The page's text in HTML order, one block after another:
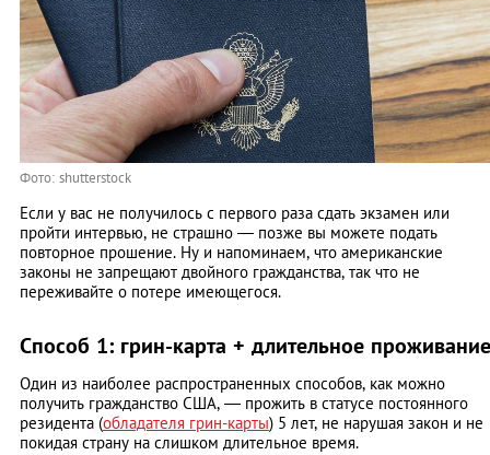
Фото: shutterstock
Если у вас не получилось с первого раза сдать экзамен или
пройти интервью, не страшно — позже вы можете подать
повторное прошение. Ну и напоминаем, что американские
законы не запрещают двойного гражданства, так что не
переживайте о потере имеющегося.
Способ 1: грин-карта + длительное проживание
Один из наиболее распространенных способов, как можно
получить гражданство США, — прожить в статусе постоянного
резидента (обладателя грин-карты) 5 лет, не нарушая закон и не
покидая страну на слишком длительное время.